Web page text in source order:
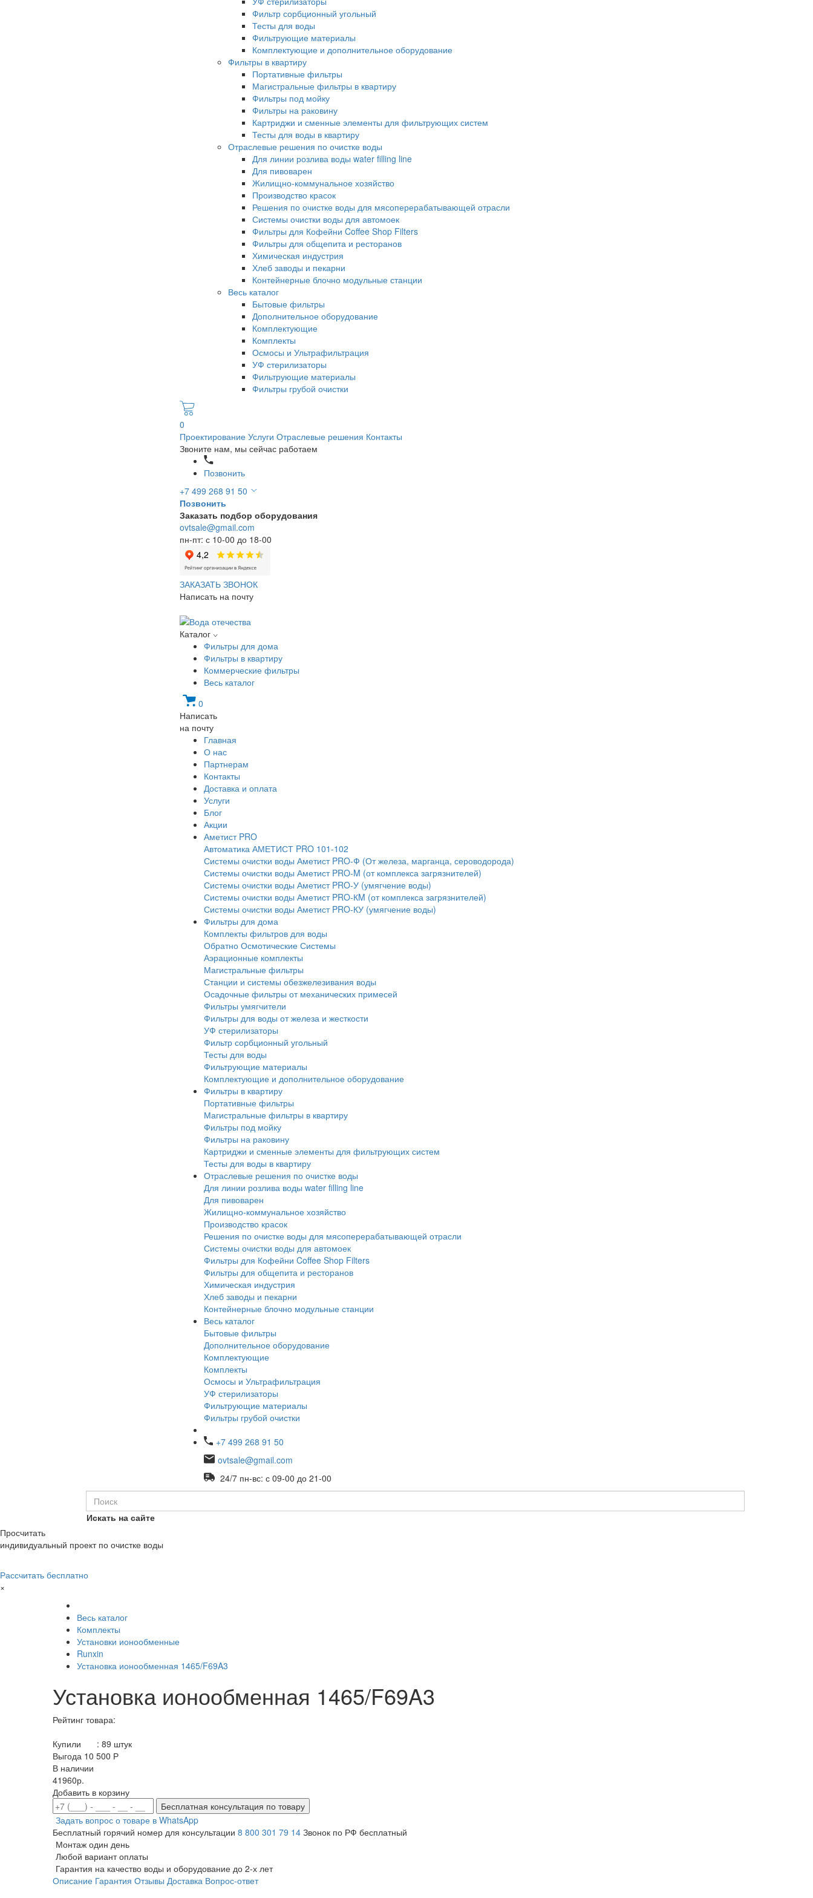
Фильтр сорбционный угольный
Тесты для воды
Фильтрующие материалы
Комплектующие и дополнительное оборудование
Фильтры в квартиру
Портативные фильтры
Магистральные фильтры в квартиру
Фильтры под мойку
Фильтры на раковину
Картриджи и сменные элементы для фильтрующих систем
Тесты для воды в квартиру
Отраслевые решения по очистке воды
Для линии розлива воды water filling line
Для пивоварен
Жилищно-коммунальное хозяйство
Производство красок
Решения по очистке воды для мясоперерабатывающей отрасли
Системы очистки воды для автомоек
Фильтры для Кофейни Coffee Shop Filters
Фильтры для общепита и ресторанов
Химическая индустрия
Хлеб заводы и пекарни
Контейнерные блочно модульные станции
Весь каталог
Бытовые фильтры
Дополнительное оборудование
Комплектующие
Комплекты
Осмосы и Ультрафильтрация
УФ стерилизаторы
Фильтрующие материалы
Фильтры грубой очистки
0
Проектирование Услуги Отраслевые решения Контакты
Звоните нам, мы сейчас работаем
Позвонить
+7 499 268 91 50
Позвонить
Заказать подбор оборудования
ovtsale@gmail.com
пн-пт: с 10-00 до 18-00
ЗАКАЗАТЬ ЗВОНОК
Написать на почту
Каталог
Фильтры для дома
Фильтры в квартиру
Коммерческие фильтры
Весь каталог
0
Написать
на почту
Главная
О нас
Партнерам
Контакты
Доставка и оплата
Услуги
Блог
Акции
Аметист PRO
Автоматика АМЕТИСТ PRO 101-102
Системы очистки воды Аметист PRO-Ф (От железа, марганца, сероводорода)
Системы очистки воды Аметист PRO-M (от комплекса загрязнителей)
Системы очистки воды Аметист PRO-У (умягчение воды)
Системы очистки воды Аметист PRO-КM (от комплекса загрязнителей)
Системы очистки воды Аметист PRO-КУ (умягчение воды)
Фильтры для дома
Комплекты фильтров для воды
Обратно Осмотические Системы
Аэрационные комплекты
Магистральные фильтры
Станции и системы обезжелезивания воды
Осадочные фильтры от механических примесей
Фильтры умягчители
Фильтры для воды от железа и жесткости
УФ стерилизаторы
Фильтр сорбционный угольный
Тесты для воды
Фильтрующие материалы
Комплектующие и дополнительное оборудование
Фильтры в квартиру
Портативные фильтры
Магистральные фильтры в квартиру
Фильтры под мойку
Фильтры на раковину
Картриджи и сменные элементы для фильтрующих систем
Тесты для воды в квартиру
Отраслевые решения по очистке воды
Для линии розлива воды water filling line
Для пивоварен
Жилищно-коммунальное хозяйство
Производство красок
Решения по очистке воды для мясоперерабатывающей отрасли
Системы очистки воды для автомоек
Фильтры для Кофейни Coffee Shop Filters
Фильтры для общепита и ресторанов
Химическая индустрия
Хлеб заводы и пекарни
Контейнерные блочно модульные станции
Весь каталог
Бытовые фильтры
Дополнительное оборудование
Комплектующие
Комплекты
Осмосы и Ультрафильтрация
УФ стерилизаторы
Фильтрующие материалы
Фильтры грубой очистки
+7 499 268 91 50
ovtsale@gmail.com
24/7 пн-вс: с 09-00 до 21-00
Искать на сайте
Просчитать
индивидуальный проект по очистке воды
Рассчитать бесплатно
×
Весь каталог
Комплекты
Установки ионообменные
Runxin
Установка ионообменная 1465/F69A3
Установка ионообменная 1465/F69A3
Рейтинг товара:
Купили
: 89 штук
Выгода 10 500 Р
В наличии
41960р.
Добавить в корзину
Бесплатная консультация по товару
Задать вопрос о товаре в WhatsApp
Бесплатный горячий номер для консультации 8 800 301 79 14 Звонок по РФ бесплатный
Монтаж один день
Любой вариант оплаты
Гарантия на качество воды и оборудование до 2-х лет
Описание Гарантия Отзывы Доставка Вопрос-ответ